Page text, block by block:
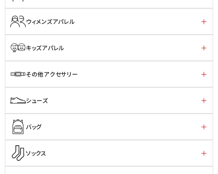
ウィメンズアパレル
キッズアパレル
その他アクセサリー
シューズ
バッグ
ソックス